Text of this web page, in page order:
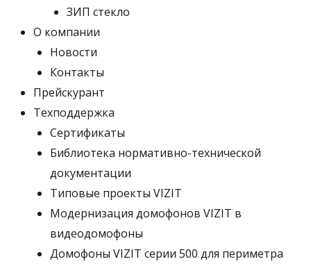
ЗИП стекло
О компании
Новости
Контакты
Прейскурант
Техподдержка
Сертификаты
Библиотека нормативно-технической
документации
Типовые проекты VIZIT
Модернизация домофонов VIZIT в
видеодомофоны
Домофоны VIZIT серии 500 для периметра